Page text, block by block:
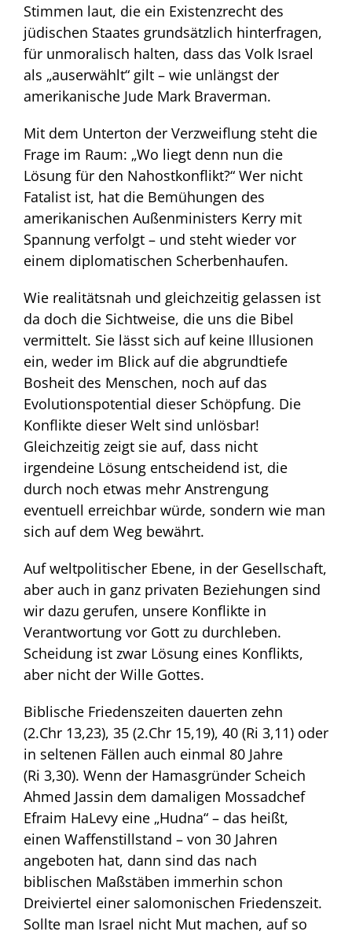
Stimmen laut, die ein Existenzrecht des
jüdischen Staates grundsätzlich hinterfragen,
für unmoralisch halten, dass das Volk Israel
als „auserwählt“ gilt – wie unlängst der
amerikanische Jude Mark Braverman.
Mit dem Unterton der Verzweiflung steht die
Frage im Raum: „Wo liegt denn nun die
Lösung für den Nahostkonflikt?“ Wer nicht
Fatalist ist, hat die Bemühungen des
amerikanischen Außenministers Kerry mit
Spannung verfolgt – und steht wieder vor
einem diplomatischen Scherbenhaufen.
Wie realitätsnah und gleichzeitig gelassen ist
da doch die Sichtweise, die uns die Bibel
vermittelt. Sie lässt sich auf keine Illusionen
ein, weder im Blick auf die abgrundtiefe
Bosheit des Menschen, noch auf das
Evolutionspotential dieser Schöpfung. Die
Konflikte dieser Welt sind unlösbar!
Gleichzeitig zeigt sie auf, dass nicht
irgendeine Lösung entscheidend ist, die
durch noch etwas mehr Anstrengung
eventuell erreichbar würde, sondern wie man
sich auf dem Weg bewährt.
Auf weltpolitischer Ebene, in der Gesellschaft,
aber auch in ganz privaten Beziehungen sind
wir dazu gerufen, unsere Konflikte in
Verantwortung vor Gott zu durchleben.
Scheidung ist zwar Lösung eines Konflikts,
aber nicht der Wille Gottes.
Biblische Friedenszeiten dauerten zehn
(2.Chr 13,23), 35 (2.Chr 15,19), 40 (Ri 3,11) oder
in seltenen Fällen auch einmal 80 Jahre
(Ri 3,30). Wenn der Hamasgründer Scheich
Ahmed Jassin dem damaligen Mossadchef
Efraim HaLevy eine „Hudna“ – das heißt,
einen Waffenstillstand – von 30 Jahren
angeboten hat, dann sind das nach
biblischen Maßstäben immerhin schon
Dreiviertel einer salomonischen Friedenszeit.
Sollte man Israel nicht Mut machen, auf so